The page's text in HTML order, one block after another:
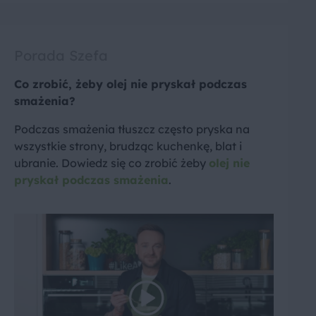
Co zrobić, żeby olej nie pryskał podczas
smażenia?
Podczas smażenia tłuszcz często pryska na
wszystkie strony, brudząc kuchenkę, blat i
ubranie. Dowiedz się co zrobić żeby olej nie
pryskał podczas smażenia.